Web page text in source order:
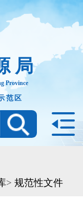
局
Province
范区
> 规范性文件